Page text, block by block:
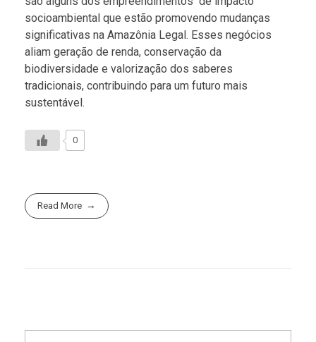
socioambiental que estão promovendo mudanças
significativas na Amazônia Legal. Esses negócios
aliam geração de renda, conservação da
biodiversidade e valorização dos saberes
tradicionais, contribuindo para um futuro mais
sustentável.
0
Read More